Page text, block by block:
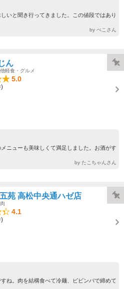
いと聞き行ってきました。この値段ではあり
by ぺこさん
ん
軽食・グルメ
5.0
)
ニューも美味しくて満足しました。お酒がす
by たこちゃんさん
苑 高松中央通ハゼ店
4.1
)
ね。肉を結構食べて冷麺、ビビンパで締めて